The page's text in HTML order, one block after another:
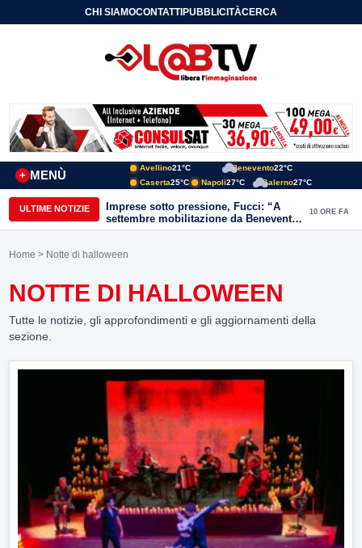
CHI SIAMOCONTATTIPUBBLICITÀCERCA
MENÙ
+
Avellino21°C Benevento22°C
Caserta25°C Napoli27°C Salerno27°C
ULTIME NOTIZIE
Imprese sotto pressione, Fucci: “A
settembre mobilitazione da Benevento
e Avellino”
10 ORE FA
Home > Notte di halloween
NOTTE DI HALLOWEEN
Tutte le notizie, gli approfondimenti e gli aggiornamenti della
sezione.